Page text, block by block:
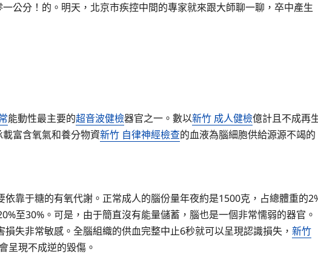
公分！的。明天，北京市疾控中間的專家就來跟大師聊一聊，卒中產生
能動性最主要的超音波健檢器官之一。數以新竹 成人健檢億計且不成再
富含氧氣和養分物資新竹 自律神經檢查的血液為腦細胞供給源源不竭的
依靠于糖的有氧代謝。正常成人的腦份量年夜約是1500克，占總體重的
至30%。可是，由于簡直沒有能量儲蓄，腦也是一個非常懦弱的器官。
損失非常敏感。全腦組織的供血完整中止6秒就可以呈現認識損失， 新竹
呈現不成逆的毀傷。